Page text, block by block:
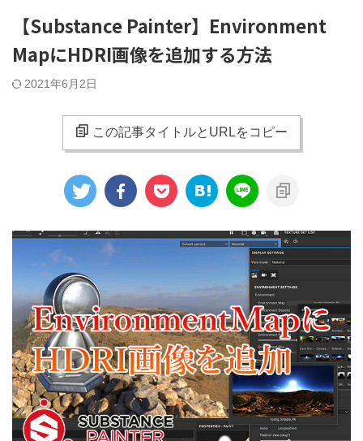
【Substance Painter】Environment
MapにHDRI画像を追加する方法
2021年6月2日
この記事タイトルとURLをコピー